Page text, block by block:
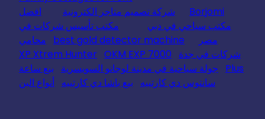
Borjomi
شركة تصميم متاجر الكترونية
افضل
مكتب سياحي في دبي
مكتب تأسيس شركات في
مصر
best gold detector machine
محامي
شركات في جدة
XP Xtrem Hunter OKM EXP 7000
Plus
جولة سياحية في مدينة لوجانو السويسرية
بيع ساعة
سانتوس دي كارتييه
بيع باشا دي كارتييه أنواع البن